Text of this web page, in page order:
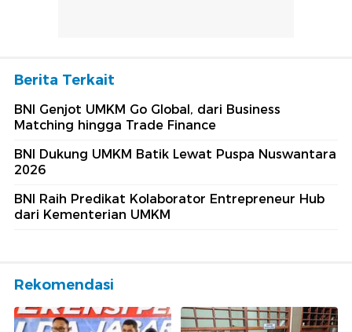
Berita Terkait
BNI Genjot UMKM Go Global, dari Business
Matching hingga Trade Finance
BNI Dukung UMKM Batik Lewat Puspa Nuswantara
2026
BNI Raih Predikat Kolaborator Entrepreneur Hub
dari Kementerian UMKM
Rekomendasi